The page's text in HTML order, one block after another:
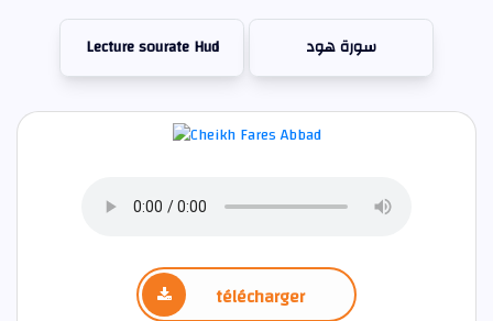
Lecture sourate Hud سورة هود
télécharger